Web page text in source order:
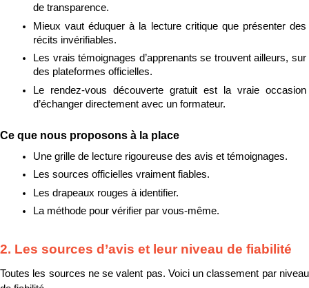
de transparence.
Mieux vaut éduquer à la lecture critique que présenter des
récits invérifiables.
Les vrais témoignages d’apprenants se trouvent ailleurs, sur
des plateformes officielles.
Le rendez-vous découverte gratuit est la vraie occasion
d’échanger directement avec un formateur.
Ce que nous proposons à la place
Une grille de lecture rigoureuse des avis et témoignages.
Les sources officielles vraiment fiables.
Les drapeaux rouges à identifier.
La méthode pour vérifier par vous-même.
2. Les sources d’avis et leur niveau de fiabilité
Toutes les sources ne se valent pas. Voici un classement par niveau